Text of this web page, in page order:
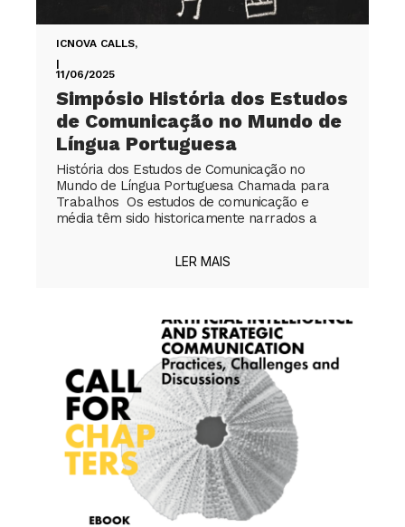
ICNOVA CALLS,
|
11/06/2025
Simpósio História dos Estudos
de Comunicação no Mundo de
Língua Portuguesa
História dos Estudos de Comunicação no
Mundo de Língua Portuguesa Chamada para
Trabalhos Os estudos de comunicação e
média têm sido historicamente narrados a
LER MAIS